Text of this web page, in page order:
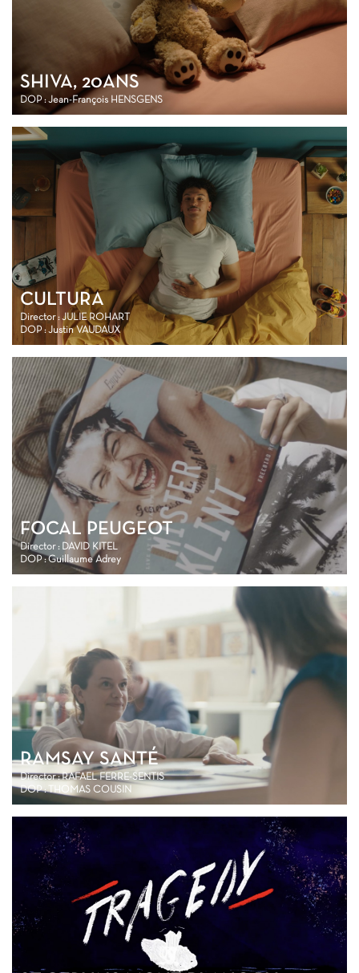
SHIVA, 20ANS
DOP : Jean-François HENSGENS
CULTURA
Director : JULIE ROHART
DOP : Justin VAUDAUX
FOCAL PEUGEOT
Director : DAVID KITEL
DOP : Guillaume Adrey
RAMSAY SANTÉ
Director : RAFAEL FERRE-SENTIS
DOP : THOMAS COUSIN